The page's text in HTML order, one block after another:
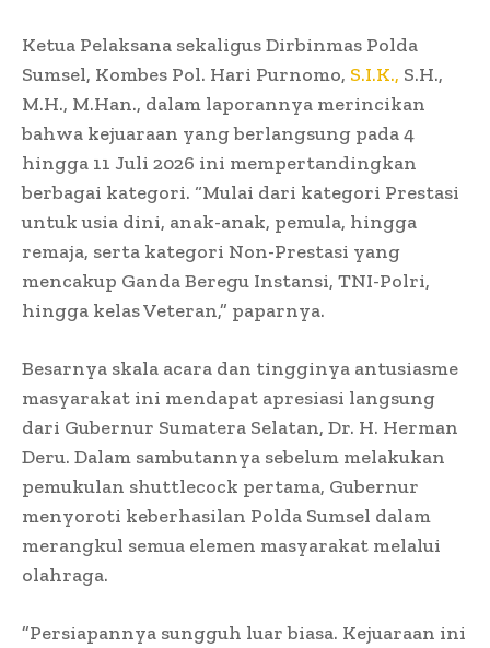
​Ketua Pelaksana sekaligus Dirbinmas Polda
Sumsel, Kombes Pol. Hari Purnomo, S.I.K., S.H.,
M.H., M.Han., dalam laporannya merincikan
bahwa kejuaraan yang berlangsung pada 4
hingga 11 Juli 2026 ini mempertandingkan
berbagai kategori. “Mulai dari kategori Prestasi
untuk usia dini, anak-anak, pemula, hingga
remaja, serta kategori Non-Prestasi yang
mencakup Ganda Beregu Instansi, TNI-Polri,
hingga kelas Veteran,” paparnya.
​Besarnya skala acara dan tingginya antusiasme
masyarakat ini mendapat apresiasi langsung
dari Gubernur Sumatera Selatan, Dr. H. Herman
Deru. Dalam sambutannya sebelum melakukan
pemukulan shuttlecock pertama, Gubernur
menyoroti keberhasilan Polda Sumsel dalam
merangkul semua elemen masyarakat melalui
olahraga.
​”Persiapannya sungguh luar biasa. Kejuaraan ini